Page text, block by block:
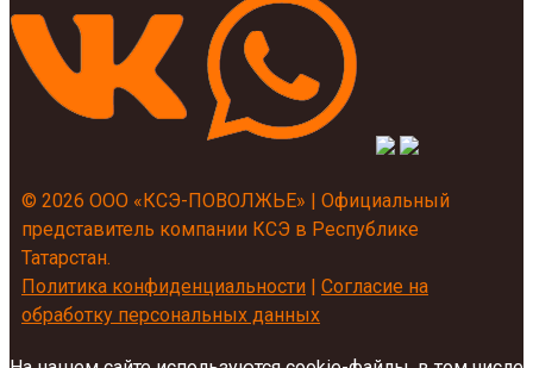
© 2026 ООО «КСЭ-ПОВОЛЖЬЕ» | Официальный
представитель компании КСЭ в Республике
Татарстан.
Политика конфиденциальности | Согласие на
обработку персональных данных